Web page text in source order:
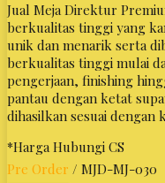
Jual Meja Direktur
berkualitas tinggi yang
unik dan menarik serta
berkualitas tinggi mulai
pengerjaan, finishing
pantau dengan ketat
dihasilkan sesuai dengan
*Harga Hubungi CS
Pre Order / MJD-MJ-030